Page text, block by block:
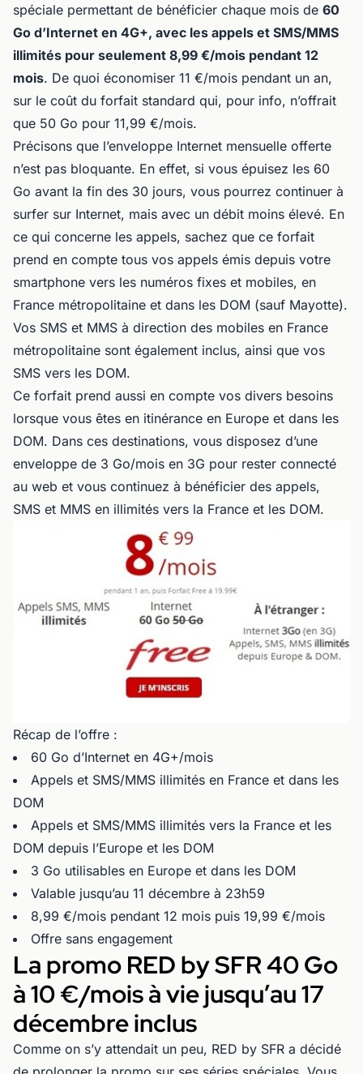
spéciale permettant de bénéficier chaque mois de 60
Go d’Internet en 4G+, avec les appels et SMS/MMS
illimités pour seulement 8,99 €/mois pendant 12
mois. De quoi économiser 11 €/mois pendant un an,
sur le coût du forfait standard qui, pour info, n’offrait
que 50 Go pour 11,99 €/mois.
Précisons que l’enveloppe Internet mensuelle offerte
n’est pas bloquante. En effet, si vous épuisez les 60
Go avant la fin des 30 jours, vous pourrez continuer à
surfer sur Internet, mais avec un débit moins élevé. En
ce qui concerne les appels, sachez que ce forfait
prend en compte tous vos appels émis depuis votre
smartphone vers les numéros fixes et mobiles, en
France métropolitaine et dans les DOM (sauf Mayotte).
Vos SMS et MMS à direction des mobiles en France
métropolitaine sont également inclus, ainsi que vos
SMS vers les DOM.
Ce forfait prend aussi en compte vos divers besoins
lorsque vous êtes en itinérance en Europe et dans les
DOM. Dans ces destinations, vous disposez d’une
enveloppe de 3 Go/mois en 3G pour rester connecté
au web et vous continuez à bénéficier des appels,
SMS et MMS en illimités vers la France et les DOM.
Récap de l’offre :
60 Go d’Internet en 4G+/mois
Appels et SMS/MMS illimités en France et dans les
DOM
Appels et SMS/MMS illimités vers la France et les
DOM depuis l’Europe et les DOM
3 Go utilisables en Europe et dans les DOM
Valable jusqu’au 11 décembre à 23h59
8,99 €/mois pendant 12 mois puis 19,99 €/mois
Offre sans engagement
La promo RED by SFR 40 Go
à 10 €/mois à vie jusqu’au 17
décembre inclus
Comme on s’y attendait un peu, RED by SFR a décidé